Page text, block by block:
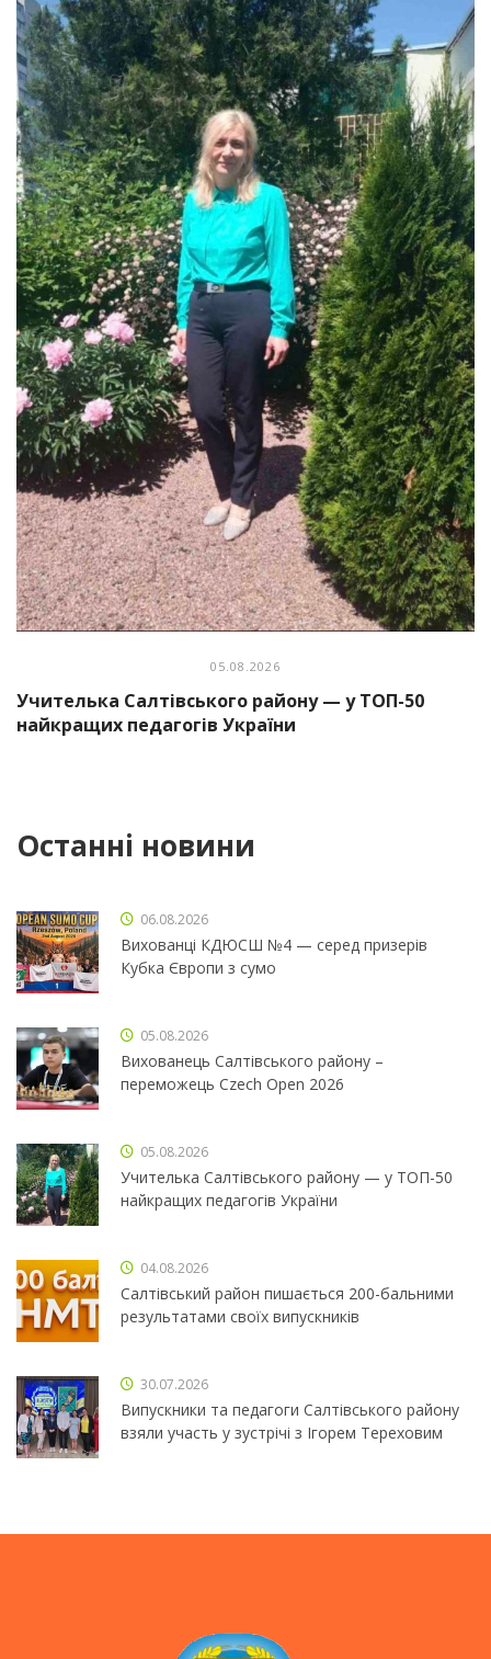
05.08.2026
Учителька Салтівського району — у ТОП-50
найкращих педагогів України
Останні новини
06.08.2026
Вихованці КДЮСШ №4 — серед призерів
Кубка Європи з сумо
05.08.2026
Вихованець Салтівського району –
переможець Czech Open 2026
05.08.2026
Учителька Салтівського району — у ТОП-50
найкращих педагогів України
04.08.2026
Салтівський район пишається 200-бальними
результатами своїх випускників
30.07.2026
Випускники та педагоги Салтівського району
взяли участь у зустрічі з Ігорем Тереховим